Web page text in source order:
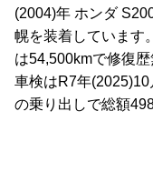
(2004)年 ホンダ
幌を装着しています
は54,500kmで修復歴
車検はR7年
の乗り出しで総額